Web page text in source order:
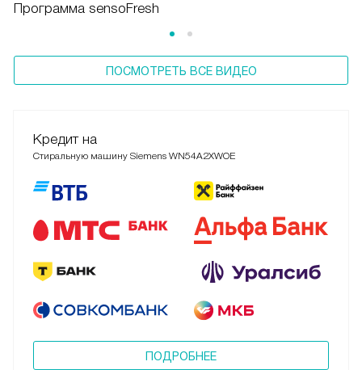
Программа sensoFresh
ПОСМОТРЕТЬ ВСЕ ВИДЕО
Кредит на
Стиральную машину Siemens WN54A2XWOE
ПОДРОБНЕЕ